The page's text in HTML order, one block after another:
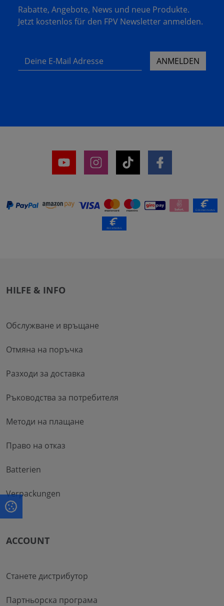
Rabatte, Angebote, News und neue Produkte.
Jetzt kostenlos für den FPV Newsletter anmelden.
Deine E-Mail Adresse ANMELDEN
HILFE & INFO
Обслужване и връщане
Отмяна на поръчка
Разходи за доставка
Ръководства за потребителя
Методи на плащане
Право на отказ
Batterien
Verpackungen
ACCOUNT
Станете дистрибутор
Партньорска програма